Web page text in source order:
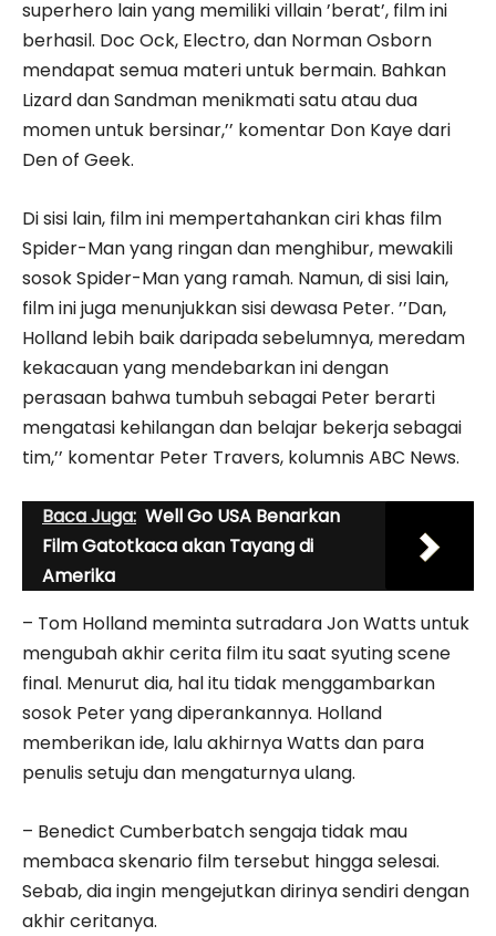
superhero lain yang memiliki villain ’berat’, film ini
berhasil. Doc Ock, Electro, dan Norman Osborn
mendapat semua materi untuk bermain. Bahkan
Lizard dan Sandman menikmati satu atau dua
momen untuk bersinar,’’ komentar Don Kaye dari
Den of Geek.
Di sisi lain, film ini mempertahankan ciri khas film
Spider-Man yang ringan dan menghibur, mewakili
sosok Spider-Man yang ramah. Namun, di sisi lain,
film ini juga menunjukkan sisi dewasa Peter. ’’Dan,
Holland lebih baik daripada sebelumnya, meredam
kekacauan yang mendebarkan ini dengan
perasaan bahwa tumbuh sebagai Peter berarti
mengatasi kehilangan dan belajar bekerja sebagai
tim,’’ komentar Peter Travers, kolumnis ABC News.
Baca Juga: Well Go USA Benarkan
Film Gatotkaca akan Tayang di
Amerika
– Tom Holland meminta sutradara Jon Watts untuk
mengubah akhir cerita film itu saat syuting scene
final. Menurut dia, hal itu tidak menggambarkan
sosok Peter yang diperankannya. Holland
memberikan ide, lalu akhirnya Watts dan para
penulis setuju dan mengaturnya ulang.
– Benedict Cumberbatch sengaja tidak mau
membaca skenario film tersebut hingga selesai.
Sebab, dia ingin mengejutkan dirinya sendiri dengan
akhir ceritanya.